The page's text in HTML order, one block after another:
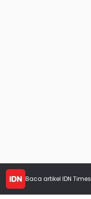
Baca artikel IDN Times